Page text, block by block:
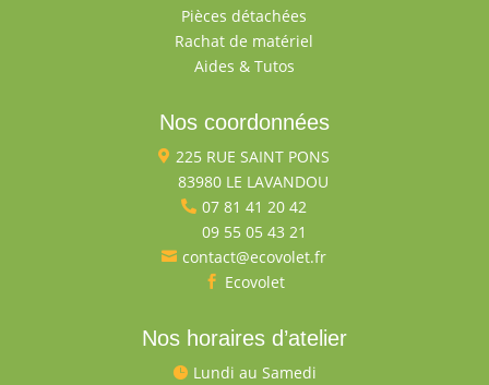
Pièces détachées
Rachat de matériel
Aides & Tutos
Nos coordonnées
 225 RUE SAINT PONS
83980 LE LAVANDOU
 07 81 41 20 42
09 55 05 43 21
 contact@ecovolet.fr
 Ecovolet
Nos horaires d’atelier
 Lundi au Samedi